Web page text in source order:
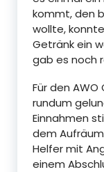
kommt, den
wollte,
Getränk ein
gab es noch
Für den
rundum
Einnahmen
dem
Helfer mit
einem